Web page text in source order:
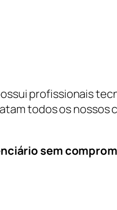
profissionais
todos os nossos
sem